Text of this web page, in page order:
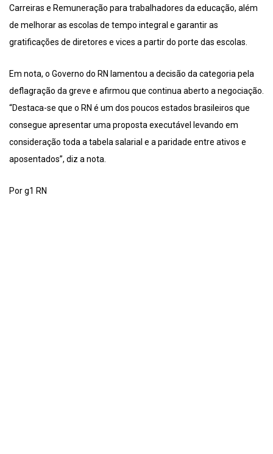
Carreiras e Remuneração para trabalhadores da educação, além
de melhorar as escolas de tempo integral e garantir as
gratificações de diretores e vices a partir do porte das escolas.
Em nota, o Governo do RN lamentou a decisão da categoria pela
deflagração da greve e afirmou que continua aberto a negociação.
“Destaca-se que o RN é um dos poucos estados brasileiros que
consegue apresentar uma proposta executável levando em
consideração toda a tabela salarial e a paridade entre ativos e
aposentados”, diz a nota.
Por g1 RN